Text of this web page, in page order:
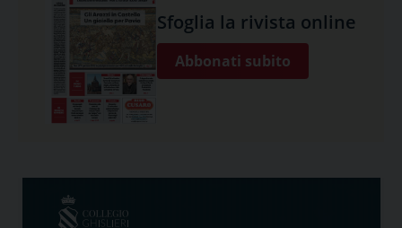
Sfoglia la rivista online
Abbonati subito